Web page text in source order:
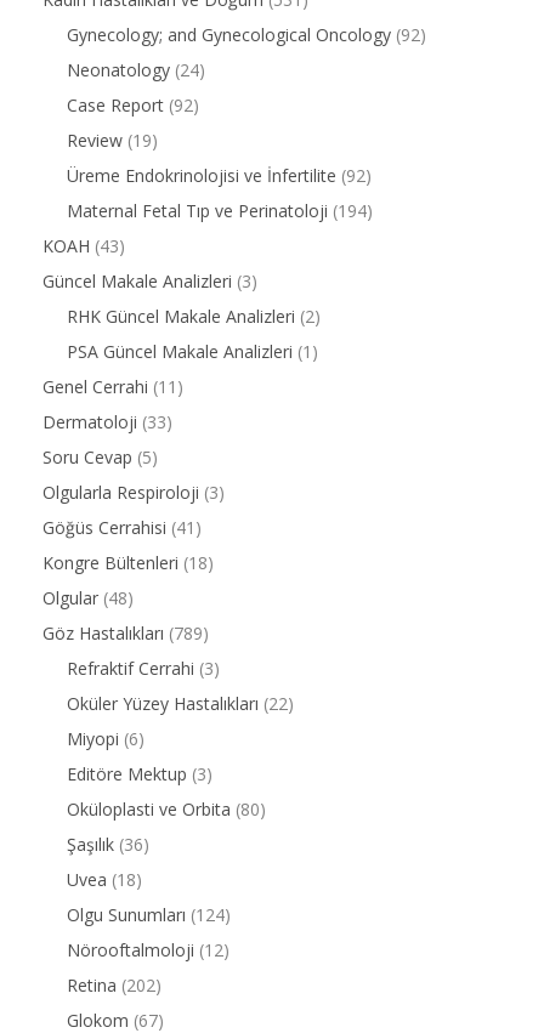
Gynecology; and Gynecological Oncology (92)
Neonatology (24)
Case Report (92)
Review (19)
Üreme Endokrinolojisi ve İnfertilite (92)
Maternal Fetal Tıp ve Perinatoloji (194)
KOAH (43)
Güncel Makale Analizleri (3)
RHK Güncel Makale Analizleri (2)
PSA Güncel Makale Analizleri (1)
Genel Cerrahi (11)
Dermatoloji (33)
Soru Cevap (5)
Olgularla Respiroloji (3)
Göğüs Cerrahisi (41)
Kongre Bültenleri (18)
Olgular (48)
Göz Hastalıkları (789)
Refraktif Cerrahi (3)
Oküler Yüzey Hastalıkları (22)
Miyopi (6)
Editöre Mektup (3)
Oküloplasti ve Orbita (80)
Şaşılık (36)
Uvea (18)
Olgu Sunumları (124)
Nörooftalmoloji (12)
Retina (202)
Glokom (67)